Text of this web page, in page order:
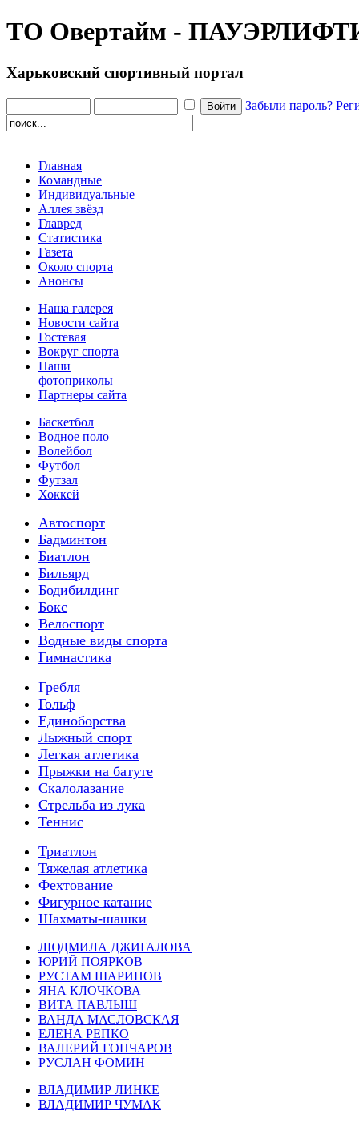
ТО Овертайм -
Харьковский спортивный портал
Забыли пароль?
Главная
Командные
Индивидуальные
Аллея звёзд
Главред
Статистика
Газета
Около спорта
Анонсы
Наша галерея
Новости сайта
Гостевая
Вокруг спорта
Наши
фотоприколы
Партнеры сайта
Баскетбол
Водное поло
Волейбол
Футбол
Футзал
Хоккей
Автоспорт
Бадминтон
Биатлон
Бильярд
Бодибилдинг
Бокс
Велоспорт
Водные виды спорта
Гимнастика
Гребля
Гольф
Единоборства
Лыжный спорт
Легкая атлетика
Прыжки на батуте
Скалолазание
Стрельба из лука
Теннис
Триатлон
Тяжелая атлетика
Фехтование
Фигурное катание
Шахматы-шашки
ЛЮДМИЛА ДЖИГАЛОВА
ЮРИЙ ПОЯРКОВ
РУСТАМ ШАРИПОВ
ЯНА КЛОЧКОВА
ВИТА ПАВЛЫШ
ВАНДА МАСЛОВСКАЯ
ЕЛЕНА РЕПКО
ВАЛЕРИЙ ГОНЧАРОВ
РУСЛАН ФОМИН
ВЛАДИМИР ЛИНКЕ
ВЛАДИМИР ЧУМАК